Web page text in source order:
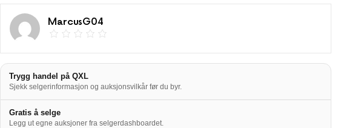
MarcusG04
Trygg handel på QXL
Sjekk selgerinformasjon og auksjonsvilkår før du byr.
Gratis å selge
Legg ut egne auksjoner fra selgerdashboardet.